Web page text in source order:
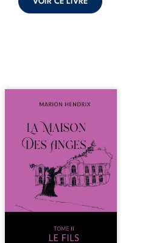
Nous sommes en 1979, soit 15
patriarche Anatole-Eustache.
La famille devra affronter non
seulement un inconnu qui rôde
autour du domaine et dont
Firmin, le fidèle majordome,
redoute les visites, le passé
encombrant d’Anatole-
Eustache, la malédiction
familiale, mais aussi la toute-
puissance de Gauthier. Mais
comment dompter cet enfant
avant qu’il ...